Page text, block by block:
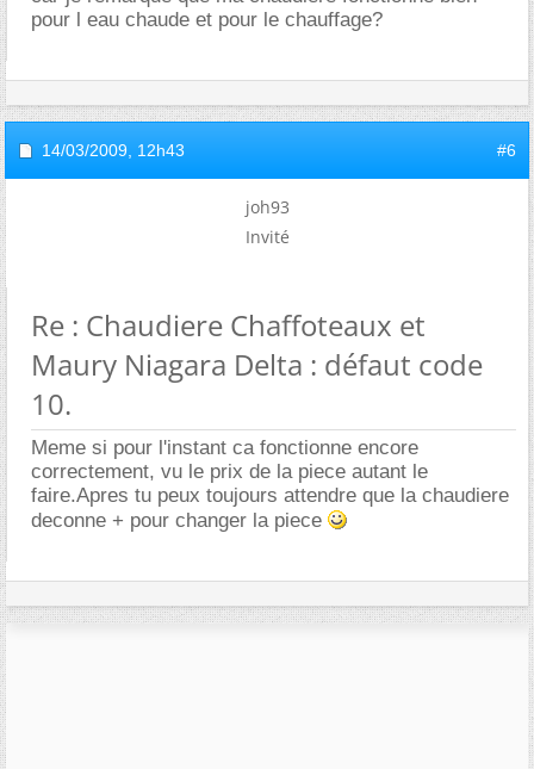
pour l eau chaude et pour le chauffage?
14/03/2009, 12h43 #6
joh93
Invité
Re : Chaudiere Chaffoteaux et
Maury Niagara Delta : défaut code
10.
Meme si pour l'instant ca fonctionne encore
correctement, vu le prix de la piece autant le
faire.Apres tu peux toujours attendre que la chaudiere
deconne + pour changer la piece